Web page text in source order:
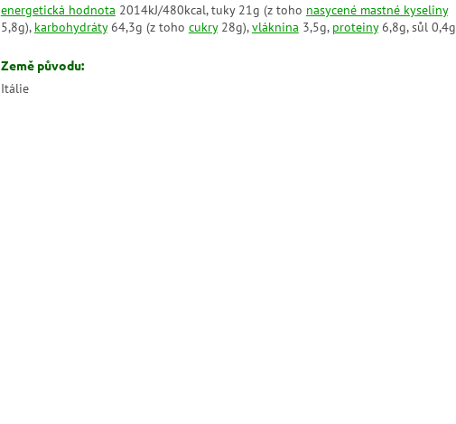
energetická hodnota 2014kJ/480kcal, tuky 21g (z toho nasycené mastné kyseliny
5,8g), karbohydráty64,3g (z toho cukry28g),vláknina 3,5g, proteiny6,8g, sůl 0,4g
Země původu:
Itálie